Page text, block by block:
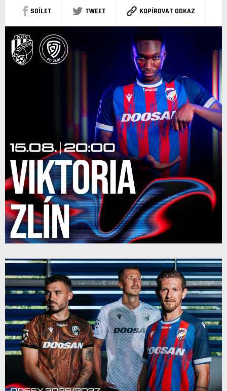
SDÍLET TWEET KOPÍROVAT ODKAZ